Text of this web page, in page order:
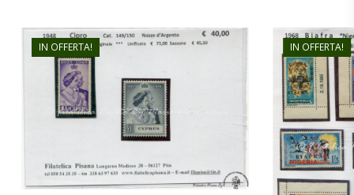
IN OFFERTA!
€45,00
25,00
IN OFFERTA!